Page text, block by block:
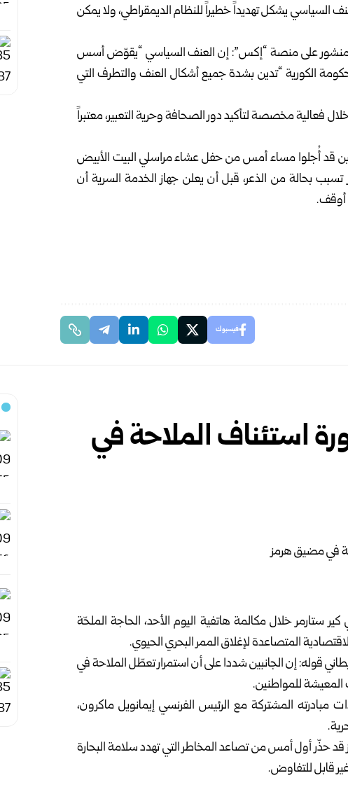
السياسي يشكل تهديداً خطيراً للنظام الديمقراطي، ولا يمكن
في منشور على منصة “إكس”: إن العنف السياسي “يقوّض أسس
الكورية “تدين بشدة جميع أشكال العنف والتطرف التي
فعالية مخصصة لتأكيد دور الصحافة وحرية التعبير، معتبراً
قد أُجلوا مساء أمس من حفل عشاء مراسلي البيت الأبيض
بحالة من الذعر، قبل أن يعلن جهاز الخدمة السرية أن
أوقف.
فيسبوك
استئناف الملاحة في
ستارمر خلال مكالمة هاتفية اليوم الأحد، الحاجة الملحّة
المتصاعدة لإغلاق الممر البحري الحيوي.
قوله: إن الجانبين شددا على أن استمرار تعطّل الملاحة في
للمواطنين.
المشتركة مع الرئيس الفرنسي إيمانويل ماكرون،
قد حذّر أول أمس من تصاعد المخاطر التي تهدد سلامة البحارة
قابل للتفاوض.